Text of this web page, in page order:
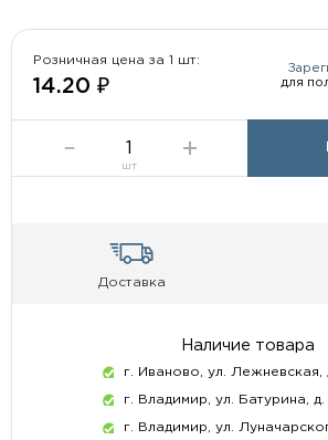
Розничная цена за 1 шт:
14.20 ₽
для
шт
Доставка
Наличие товара
г. Иваново, ул. Лежневская,
г. Владимир, ул. Батурина, д.
г. Владимир, ул.